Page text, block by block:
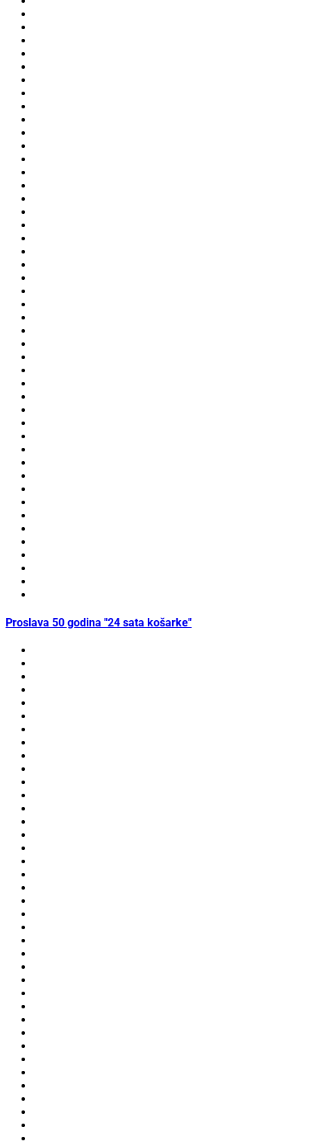
Proslava 50 godina "24 sata košarke"